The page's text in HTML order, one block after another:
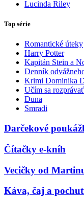
Lucinda Riley
Top série
Romantické úteky
Harry Potter
Kapitán Stein a
Denník
Krimi Dominika
Učím sa rozprávať
Duna
Smradi
Darčekové
Čítačky e-kníh
Vecičky od
Káva, čaj a